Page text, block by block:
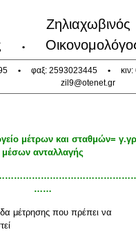
Ζηλιαχωβινός
•
• φαξ: 2593023445 •
zil9@otenet.gr
μέτρων και σταθμών=
μέσων ανταλλαγής
……
μέτρησης που πρέπει να